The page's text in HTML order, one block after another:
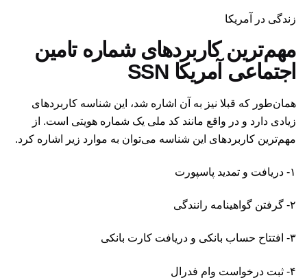
زندگی در آمریکا
مهم‌ترین کاربردهای شماره تامین
اجتماعی آمریکا SSN
همان‌طور که قبلا نیز به آن اشاره شد،‌ این شناسه کاربردهای
زیادی دارد و در واقع مانند کد ملی یک شماره هویتی است. از
مهم‌ترین کاربردهای این شناسه می‌توان به موارد زیر اشاره کرد.